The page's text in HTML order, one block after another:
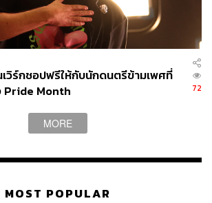
วิร์กชอปฟรีให้กับนักดนตรีข้ามเพศที่
Pride Month
72
MORE
MOST POPULAR